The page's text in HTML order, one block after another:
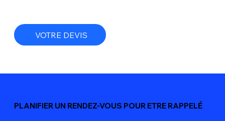
PLANIFIER UN RENDEZ-VOUS POUR ETRE RAPPELÉ
VOTRE DEVIS